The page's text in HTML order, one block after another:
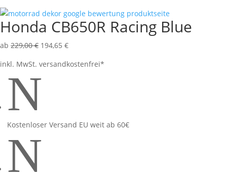
Honda CB650R Racing Blue
ab 229,00€ 194,65 €
inkl. MwSt. versandkostenfrei*
N
Kostenloser Versand EU weit ab 60€
N